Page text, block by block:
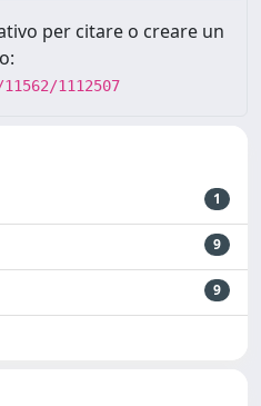
per citare o creare un
1112507
1
9
9